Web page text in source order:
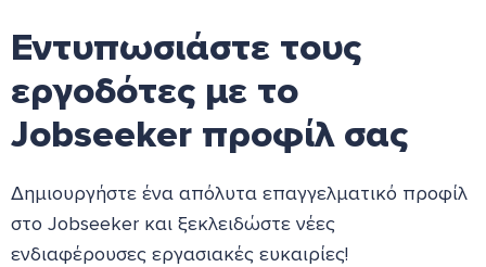
Εντυπωσιάστε τους
εργοδότες με το
Jobseeker προφίλ σας
Δημιουργήστε ένα απόλυτα επαγγελματικό προφίλ
στο Jobseeker και ξεκλειδώστε νέες
ενδιαφέρουσες εργασιακές ευκαιρίες!